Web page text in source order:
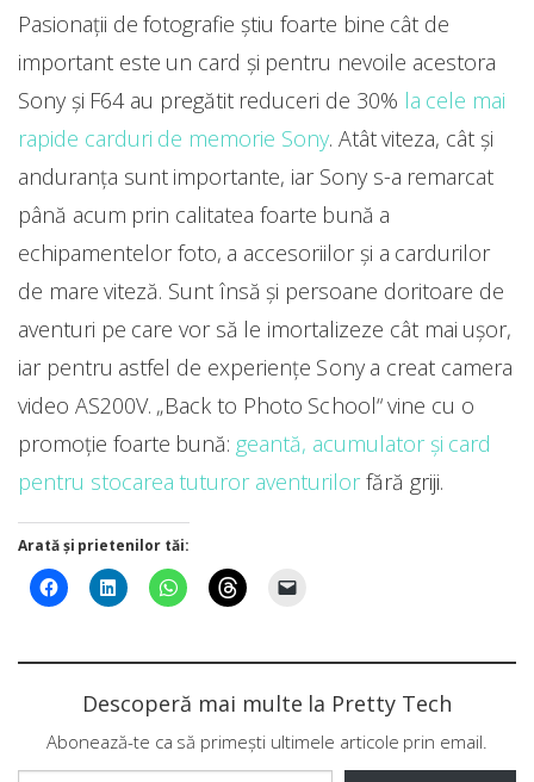
Pasionații de fotografie știu foarte bine cât de
important este un card și pentru nevoile acestora
Sony și F64 au pregătit reduceri de 30% la cele mai
rapide carduri de memorie Sony. Atât viteza, cât și
anduranța sunt importante, iar Sony s-a remarcat
până acum prin calitatea foarte bună a
echipamentelor foto, a accesoriilor și a cardurilor
de mare viteză. Sunt însă și persoane doritoare de
aventuri pe care vor să le imortalizeze cât mai ușor,
iar pentru astfel de experiențe Sony a creat camera
video AS200V. „Back to Photo School“ vine cu o
promoție foarte bună: geantă, acumulator și card
pentru stocarea tuturor aventurilor fără griji.
Arată și prietenilor tăi:
Descoperă mai multe la Pretty Tech
Abonează-te ca să primești ultimele articole prin email.
Tastează emailul tău...